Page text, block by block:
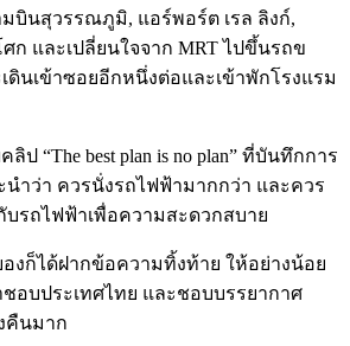
บินสุวรรณภูมิ, แอร์พอร์ต เรล ลิงก์,
ก และเปลี่ยนใจจาก MRT ไปขึ้นรถข
ดินเข้าซอยอีกหนึ่งต่อและเข้าพักโรงแรม
ป “The best plan is no plan” ที่บันทึกการ
นำว่า ควรนั่งรถไฟฟ้ามากกว่า และควร
บรถไฟฟ้าเพื่อความสะดวกสบาย
งก็ได้ฝากข้อความทิ้งท้าย ให้อย่างน้อย
อบประเทศไทย และชอบบรรยากาศ
คืนมาก